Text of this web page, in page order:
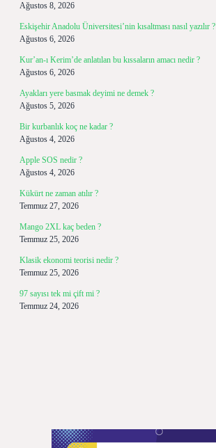
Ağustos 8, 2026
Eskişehir Anadolu Üniversitesi’nin kısaltması nasıl yazılır ?
Ağustos 6, 2026
Kur’an-ı Kerim’de anlatılan bu kıssaların amacı nedir ?
Ağustos 6, 2026
Ayakları yere basmak deyimi ne demek ?
Ağustos 5, 2026
Bir kurbanlık koç ne kadar ?
Ağustos 4, 2026
Apple SOS nedir ?
Ağustos 4, 2026
Kükürt ne zaman atılır ?
Temmuz 27, 2026
Mango 2XL kaç beden ?
Temmuz 25, 2026
Klasik ekonomi teorisi nedir ?
Temmuz 25, 2026
97 sayısı tek mi çift mi ?
Temmuz 24, 2026